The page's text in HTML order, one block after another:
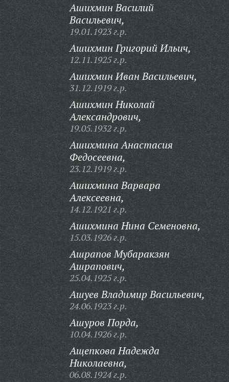
Ашихмин Василий
Васильевич,
19.01.1923 г.р.
Ашихмин Григорий Ильич,
12.11.1925 г.р.
Ашихмин Иван Васильевич,
31.12.1919 г.р.
Ашихмин Николай
Александрович,
19.05.1932 г.р.
Ашихмина Анастасия
Федосеевна,
23.12.1919 г.р.
Ашихмина Варвара
Алексеевна,
14.12.1921 г.р.
Ашихмина Нина Семеновна,
15.03.1926 г.р.
Ашрапов Мубаракзян
Ашрапович,
25.04.1925 г.р.
Ашуев Владимир Васильевич,
24.06.1923 г.р.
Ашуров Порда,
10.04.1926 г.р.
Ащепкова Надежда
Николаевна,
06.08.1924 г.р.